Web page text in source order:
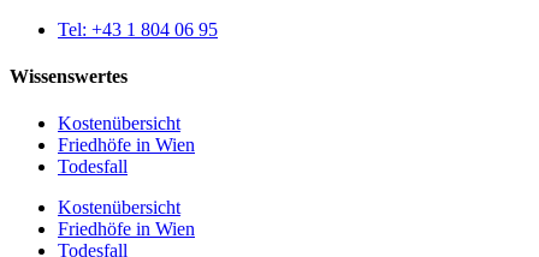
Tel: +43 1 804 06 95
Wissenswertes
Kostenübersicht
Friedhöfe in Wien
Todesfall
Kostenübersicht
Friedhöfe in Wien
Todesfall